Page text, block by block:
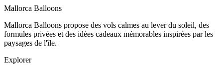
Mallorca Balloons
Mallorca Balloons propose des vols calmes au lever du soleil, des
formules privées et des idées cadeaux mémorables inspirées par les
paysages de l'île.
Explorer